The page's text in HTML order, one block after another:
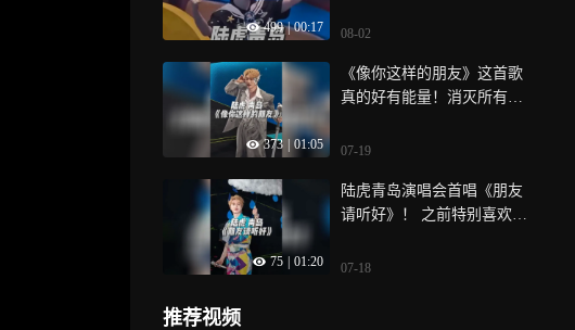
499 | 00:17 08-02
373 01:05
《像你这样的朋友》这首歌
真的好有能量！消灭所有不
07-19
75 01:20
陆虎青岛演唱会首唱《朋友
请听好》！ 之前特别喜欢的
到主题曲！每次听到这首歌
07-18
推荐视频